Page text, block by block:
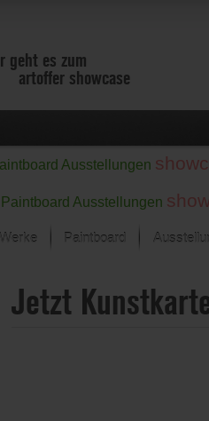
geht es zum
artoffer showcase
Ausstellungen
Paintboard Ausstellungen
Werke
Der letzte Monat im Fokus
Alle Fokus-Werke
Paintboard
Jetzt